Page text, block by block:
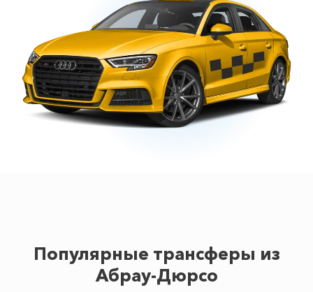
Популярные трансферы из
Абрау-Дюрсо